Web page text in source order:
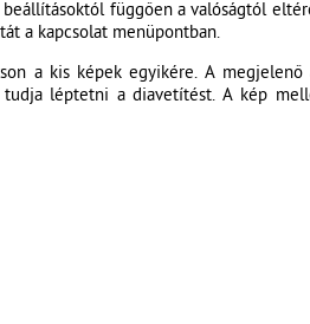
függően a valóságtól
a kapcsolat menüpontban.
a kis képek egyikére. A
léptetni a diavetítést. A kép